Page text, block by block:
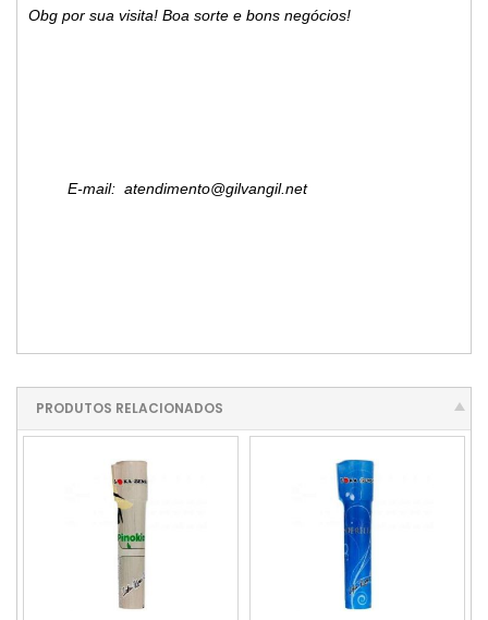
Obg por sua visita! Boa sorte e bons negócios!
E-mail: atendimento@gilvangil.net
PRODUTOS RELACIONADOS